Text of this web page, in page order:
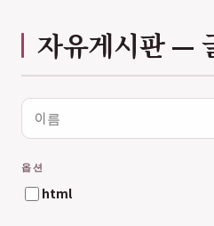
자유게시판 —
이름
비밀번호
이메일
홈페이지
옵션
html